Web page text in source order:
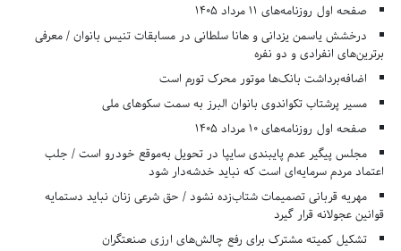
صفحه اول روزنامه‌های 11 مرداد 1405
درخشش یاسمن یزدانی و هانا سلطانی در مسابقات تنیس بانوان / معرفی
برترین‌های انفرادی و دو نفره
اضافه‌برداشت بانک‌ها موتور محرک تورم است
مسیر پرشتاب تکواندوی بانوان البرز به سمت سکوهای ملی
صفحه اول روزنامه‌های 10 مرداد 1405
مجلس پیگیر عدم پایبندی سایپا در تحویل به‌موقع خودرو است / جلب
اعتماد مردم سرمایه‌ای است که نباید خدشه‌دار شود
مهریه قربانی تصمیمات شتاب‌زده نشود / حق شرعی زنان نباید دستمایه
قوانین عجولانه قرار گیرد
تشکیل کمیته مشترک برای رفع چالش‌های ارزی صنعتگران